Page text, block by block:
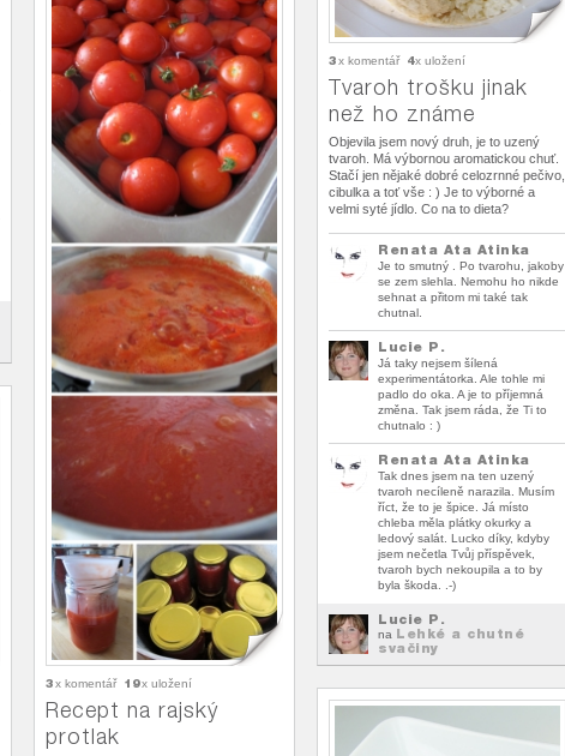
3x komentář 4x uložení
Tvaroh trošku jinak
než ho známe
Objevila jsem nový druh, je to uzený
tvaroh. Má výbornou aromatickou chuť.
Stačí jen nějaké dobré celozrnné pečivo,
cibulka a toť vše : ) Je to výborné a
velmi syté jídlo. Co na to dieta?
Renata Ata Atinka
Je to smutný . Po tvarohu, jakoby
se zem slehla. Nemohu ho nikde
sehnat a přitom mi také tak
chutnal.
Lucie P.
Já taky nejsem šílená
experimentátorka. Ale tohle mi
padlo do oka. A je to příjemná
změna. Tak jsem ráda, že Ti to
chutnalo : )
Renata Ata Atinka
Tak dnes jsem na ten uzený
tvaroh necíleně narazila. Musím
říct, že to je špice. Já místo
chleba měla plátky okurky a
ledový salát. Lucko díky, kdyby
jsem nečetla Tvůj příspěvek,
tvaroh bych nekoupila a to by
byla škoda. .-)
Lucie P.
na Lehké a chutné
svačiny
3x komentář 19x uložení
Recept na rajský
protlak